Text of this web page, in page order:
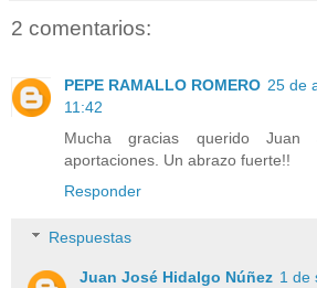
2 comentarios:
PEPE RAMALLO ROMERO 25 de
11:42
Mucha gracias querido
aportaciones. Un abrazo fuerte!!
Responder
Respuestas
Juan José Hidalgo Núñez 1 de